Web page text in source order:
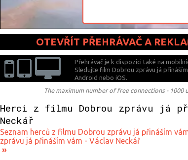
OTEVŘÍT PŘEHRÁVAČ A
Přehrávač je k dispozici také na
Sledujte film Dobrou zprávu já
Android nebo iOS.
The maximum number of free connections - 1000
Herci z filmu Dobrou zprávu já
Neckář
Seznam herců z filmu Dobrou zprávu já přináším
zprávu já přináším vám - Václav Neckář
»